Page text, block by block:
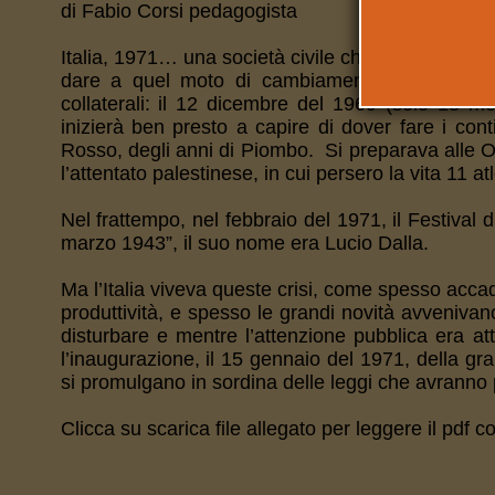
di Fabio Corsi pedagogista
Italia, 1971… una società civile che stava
dare a quel moto di cambiamento culturale
collaterali: il 12 dicembre del 1969 (solo 13
inizierà ben presto a capire di dover fare i
Rosso, degli anni di Piombo. Si preparava alle
l’attentato palestinese, in cui persero la vita 11
Nel frattempo, nel febbraio del 1971, il Festival
marzo 1943”, il suo nome era Lucio Dalla.
Ma l’Italia viveva queste crisi, come spesso
produttività, e spesso le grandi novità
disturbare e mentre l’attenzione pubblica era
l’inaugurazione, il 15 gennaio del 1971, della
si promulgano in sordina delle leggi che
Clicca su scarica file allegato per leggere il pdf